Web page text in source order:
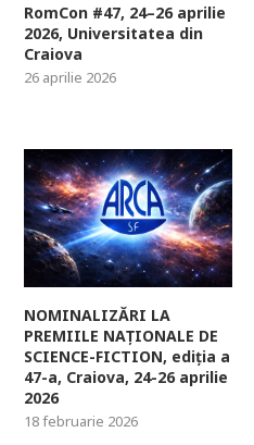
RomCon #47, 24–26 aprilie
2026, Universitatea din
Craiova
26 aprilie 2026
NOMINALIZĂRI LA
PREMIILE NAȚIONALE DE
SCIENCE-FICTION, ediția a
47-a, Craiova, 24-26 aprilie
2026
18 februarie 2026